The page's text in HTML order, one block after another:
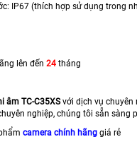
IP67 (thích hợp sử dụng trong
lên đến 24 tháng
âm TC-C35XSvới dịch vụ chuyên
nghiệp, chúng tôi sẵn
camera chính hãng giá rẻ